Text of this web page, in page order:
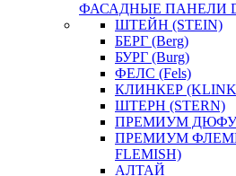
ФАСАДНЫЕ ПАНЕЛИ
ШТЕЙН (STEIN)
БЕРГ (Berg)
БУРГ (Burg)
ФЕЛС (Fels)
КЛИНКЕР
ШТЕРН (STERN)
ПРЕМИУМ ДЮФУР
ПРЕМИУМ
FLEMISH)
АЛТАЙ